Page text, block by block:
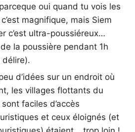
oui quand tu vois les
magnifique, mais Siem
c’est ultra-poussiéreux…
la poussière pendant 1h
délire).
d’idées sur un endroit où
les villages flottants du
faciles d’accès
et ceux éloignés (et